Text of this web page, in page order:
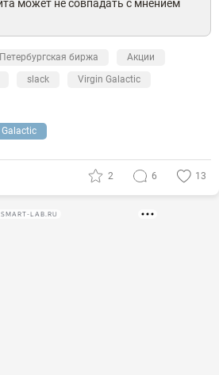
может не совпадать с мнением
биржа
Акции
slack
Virgin Galactic
2 6 13
LAB.RU